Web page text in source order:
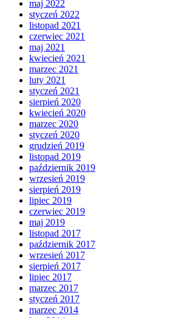
maj 2022
styczeń 2022
listopad 2021
czerwiec 2021
maj 2021
kwiecień 2021
marzec 2021
luty 2021
styczeń 2021
sierpień 2020
kwiecień 2020
marzec 2020
styczeń 2020
grudzień 2019
listopad 2019
październik 2019
wrzesień 2019
sierpień 2019
lipiec 2019
czerwiec 2019
maj 2019
listopad 2017
październik 2017
wrzesień 2017
sierpień 2017
lipiec 2017
marzec 2017
styczeń 2017
marzec 2014